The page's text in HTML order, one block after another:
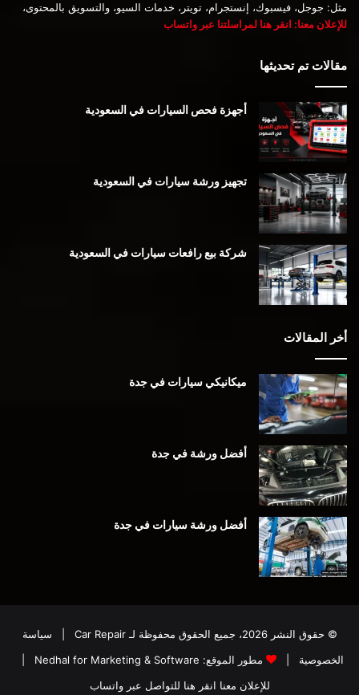
مثل: جوجل، فيسبوك، إنستجرام، تويتر، خدمات السيو، والتسويق بالمحتوى،
للإعلان معنا: انقر هنا لمراسلتنا عبر واتساب
مقالات تم تحديثها
أجهزة فحص السيارات في السعودية
تجهيز ورشة سيارات في السعودية
شركة بيع رافعات سيارات في السعودية
أخر المقالات
ميكانيكي سيارات في جدة
أفضل ورشة في جدة
أفضل ورشة سيارات في جدة
© حقوق النشر 2026، جميع الحقوق محفوظة لـ Car Repair
سياسة
الخصوصية
مطور الموقع: Nedhal for Marketing & Software
للإعلان معنا انقر هنا للتواصل عبر واتساب